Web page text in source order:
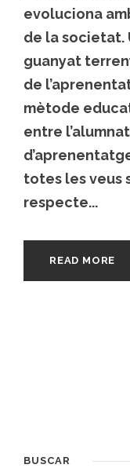
evoluciona
de la societat.
guanyat
de
mètode
entre
totes les veus
respecte...
READ MORE
BUSCAR